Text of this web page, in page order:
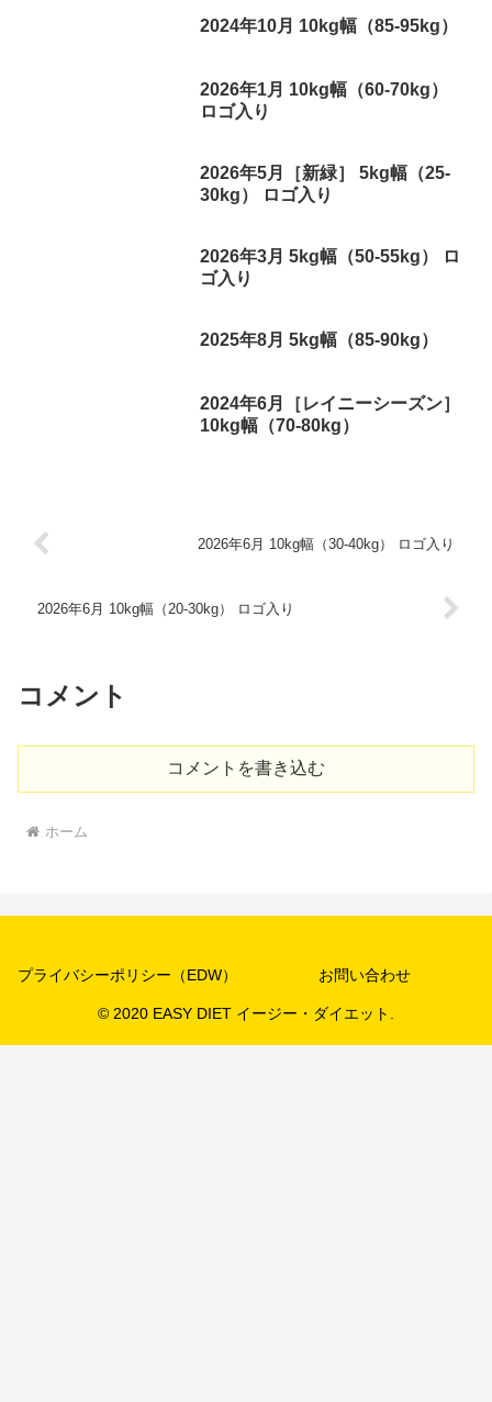
2024年10月 10kg幅（85-95kg）
2026年1月 10kg幅（60-70kg）
ロゴ入り
2026年5月［新緑］ 5kg幅（25-
30kg） ロゴ入り
2026年3月 5kg幅（50-55kg） ロ
ゴ入り
2025年8月 5kg幅（85-90kg）
2024年6月［レイニーシーズン］
10kg幅（70-80kg）
2026年6月 10kg幅（30-40kg） ロゴ入り
2026年6月 10kg幅（20-30kg） ロゴ入り
コメント
コメントを書き込む
ホーム
プライバシーポリシー（EDW） お問い合わせ
© 2020 EASY DIET イージー・ダイエット.